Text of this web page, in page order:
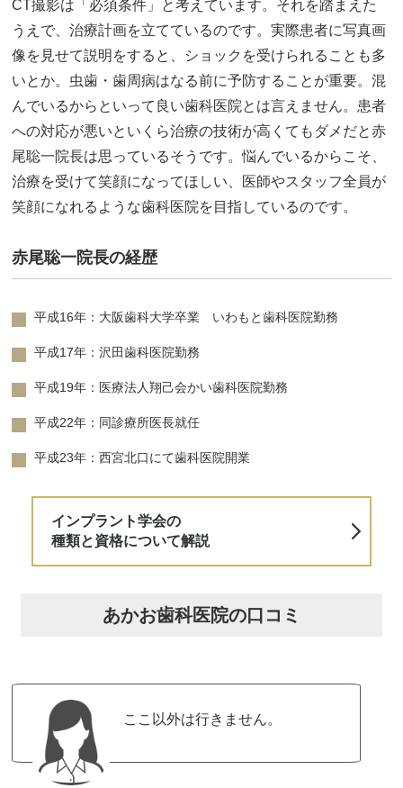
CT撮影は「必須条件」と考えています。それを踏まえた
うえで、治療計画を立てているのです。実際患者に写真画
像を見せて説明をすると、ショックを受けられることも多
いとか。虫歯・歯周病はなる前に予防することが重要。混
んでいるからといって良い歯科医院とは言えません。患者
への対応が悪いといくら治療の技術が高くてもダメだと赤
尾聡一院長は思っているそうです。悩んでいるからこそ、
治療を受けて笑顔になってほしい、医師やスタッフ全員が
笑顔になれるような歯科医院を目指しているのです。
赤尾聡一院長の経歴
平成16年：大阪歯科大学卒業 いわもと歯科医院勤務
平成17年：沢田歯科医院勤務
平成19年：医療法人翔己会かい歯科医院勤務
平成22年：同診療所医長就任
平成23年：西宮北口にて歯科医院開業
インプラント学会の
種類と資格について解説
あかお歯科医院の口コミ
ここ以外は行きません。